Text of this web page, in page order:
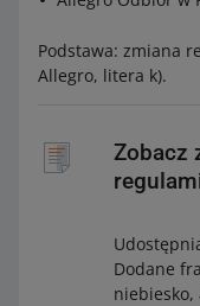
Podstawa: zmiana
Allegro, litera k).
Zobacz
Dodane
niebiesko,